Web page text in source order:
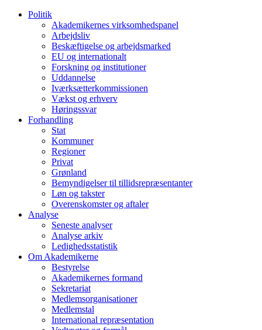
Politik
Akademikernes virksomhedspanel
Arbejdsliv
Beskæftigelse og arbejdsmarked
EU og internationalt
Forskning og institutioner
Uddannelse
Iværksætterkommissionen
Vækst og erhverv
Høringssvar
Forhandling
Stat
Kommuner
Regioner
Privat
Grønland
Bemyndigelser til tillidsrepræsentanter
Løn og takster
Overenskomster og aftaler
Analyse
Seneste analyser
Analyse arkiv
Ledighedsstatistik
Om Akademikerne
Bestyrelse
Akademikernes formand
Sekretariat
Medlemsorganisationer
Medlemstal
International repræsentation